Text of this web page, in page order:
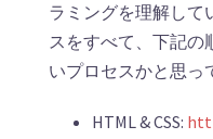
ラミングを理解して
スをすべて、下記の
いプロセスかと思っ
HTML & CSS: